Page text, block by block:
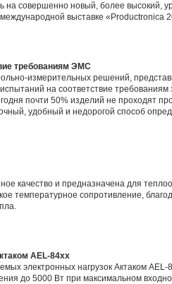
на совершенно новый, более высокий,
выставке «Productronica
требованиям ЭМС
измерительных решений,
на соответствие
почти 50% изделий не проходят
удобный и недорогой способ
качество и предназначена для
температурное сопротивление,
AEL-84xx
электронных нагрузок Актаком AEL-
до 5000 Вт при максимальном